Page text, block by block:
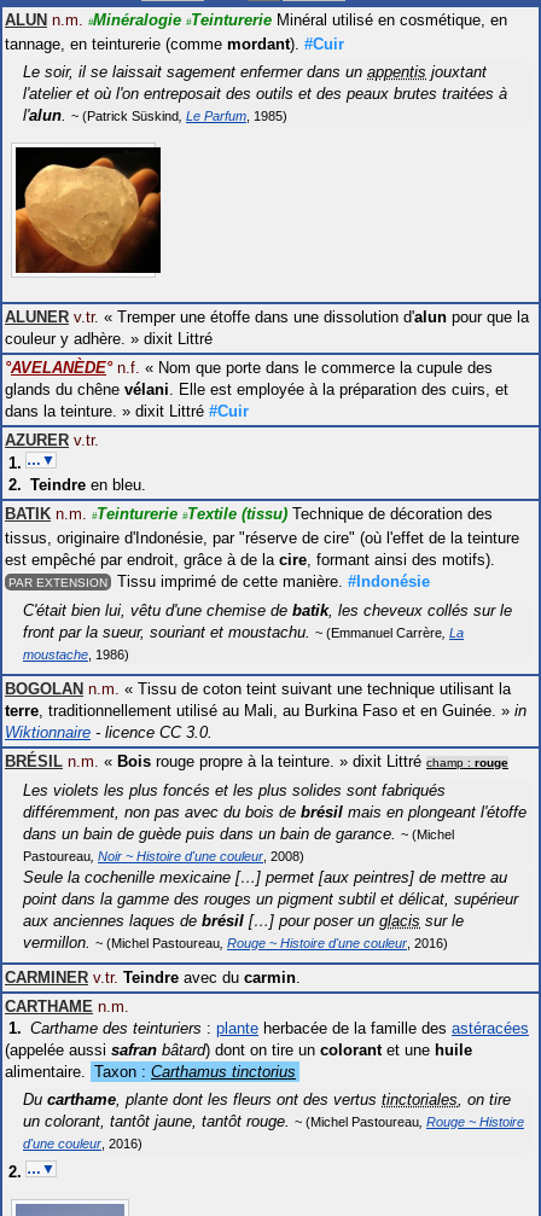
ALUN n.m. #Minéralogie #Teinturerie Minéral utilisé en cosmétique, en
tannage, en teinturerie (comme mordant). #Cuir
Le soir, il se laissait sagement enfermer dans un appentis jouxtant
l'atelier et où l'on entreposait des outils et des peaux brutes traitées à
l'alun Patrick Süskind Le Parfum 1985
ALUNER v.tr. « Tremper une étoffe dans une dissolution d'alun pour que la
couleur y adhère. » dixit Littré
°AVELANÈDE° n.f. « Nom que porte dans le commerce la cupule des
glands du chêne vélani . Elle est employée à la préparation des cuirs, et
dans la teinture. » dixit Littré #Cuir
AZURER v.tr.
…▼
Teindre en bleu.
BATIK n.m. #Teinturerie #Textile (tissu) Technique de décoration des
tissus, originaire d'Indonésie, par "réserve de cire" (où l'effet de la teinture
est empêché par endroit, grâce à de la cire , formant ainsi des motifs).
PAR EXTENSION Tissu imprimé de cette manière. #Indonésie
C'était bien lui, vêtu d'une chemise de batik, les cheveux collés sur le
front par la sueur, souriant et moustachu.
Emmanuel Carrère La
moustache 1986
BOGOLAN n.m. « Tissu de coton teint suivant une technique utilisant la
terre , traditionnellement utilisé au Mali, au Burkina Faso et en Guinée. » in
Wiktionnaire - licence CC 3.0.
BRÉSIL n.m. « Bois rouge propre à la teinture. » dixit Littré champ : rouge
Les violets les plus foncés et les plus solides sont fabriqués
différemment, non pas avec du bois de brésil mais en plongeant l'étoffe
dans un bain de guède puis dans un bain de garance.
Michel
Pastoureau Noir ~ Histoire d'une couleur 2008
Seule la cochenille mexicaine […] permet [aux peintres] de mettre au
point dans la gamme des rouges un pigment subtil et délicat, supérieur
aux anciennes laques de brésil […] pour poser un glacis sur le
vermillon.
Michel Pastoureau Rouge ~ Histoire d'une couleur 2016
CARMINER v.tr. Teindre avec du carmin
CARTHAME n.m.
Carthame des teinturiers : plante herbacée de la famille des astéracées
(appelée aussi safran bâtard) dont on tire un colorant et une huile
alimentaire.
Taxon : Carthamus tinctorius
Du carthame , plante dont les fleurs ont des vertus tinctoriales , on tire
un colorant, tantôt jaune, tantôt rouge.
Michel Pastoureau Rouge ~ Histoire
d'une couleur 2016
…▼